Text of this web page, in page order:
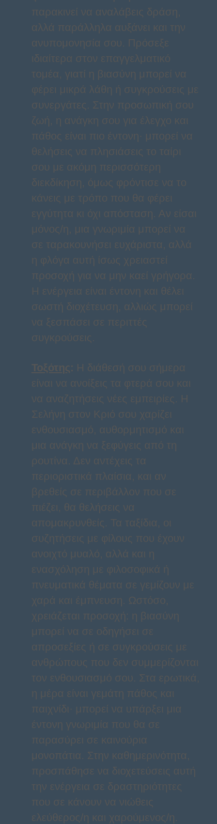
παρακινεί να αναλάβεις δράση,
αλλά παράλληλα αυξάνει και την
ανυπομονησία σου. Πρόσεξε
ιδιαίτερα στον επαγγελματικό
τομέα, γιατί η βιασύνη μπορεί να
φέρει μικρά λάθη ή συγκρούσεις με
συνεργάτες. Στην προσωπική σου
ζωή, η ανάγκη σου για έλεγχο και
πάθος είναι πιο έντονη· μπορεί να
θελήσεις να πλησιάσεις το ταίρι
σου με ακόμη περισσότερη
διεκδίκηση, όμως φρόντισε να το
κάνεις με τρόπο που θα φέρει
εγγύτητα κι όχι απόσταση. Αν είσαι
μόνος/η, μια γνωριμία μπορεί να
σε ταρακουνήσει ευχάριστα, αλλά
η φλόγα αυτή ίσως χρειαστεί
προσοχή για να μην καεί γρήγορα.
Η ενέργεια είναι έντονη και θέλει
σωστή διοχέτευση, αλλιώς μπορεί
να ξεσπάσει σε περιττές
συγκρούσεις.
Τοξότης: Η διάθεσή σου σήμερα
είναι να ανοίξεις τα φτερά σου και
να αναζητήσεις νέες εμπειρίες. Η
Σελήνη στον Κριό σου χαρίζει
ενθουσιασμό, αυθορμητισμό και
μια ανάγκη να ξεφύγεις από τη
ρουτίνα. Δεν αντέχεις τα
περιοριστικά πλαίσια, και αν
βρεθείς σε περιβάλλον που σε
πιέζει, θα θελήσεις να
απομακρυνθείς. Τα ταξίδια, οι
συζητήσεις με φίλους που έχουν
ανοιχτό μυαλό, αλλά και η
ενασχόληση με φιλοσοφικά ή
πνευματικά θέματα σε γεμίζουν με
χαρά και έμπνευση. Ωστόσο,
χρειάζεται προσοχή: η βιασύνη
μπορεί να σε οδηγήσει σε
απροσεξίες ή σε συγκρούσεις με
ανθρώπους που δεν συμμερίζονται
τον ενθουσιασμό σου. Στα ερωτικά,
η μέρα είναι γεμάτη πάθος και
παιχνίδι· μπορεί να υπάρξει μια
έντονη γνωριμία που θα σε
παρασύρει σε καινούρια
μονοπάτια. Στην καθημερινότητα,
προσπάθησε να διοχετεύσεις αυτή
την ενέργεια σε δραστηριότητες
που σε κάνουν να νιώθεις
ελεύθερος/η και χαρούμενος/η.